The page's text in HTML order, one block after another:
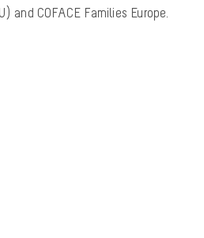
and COFACE Families Europe.